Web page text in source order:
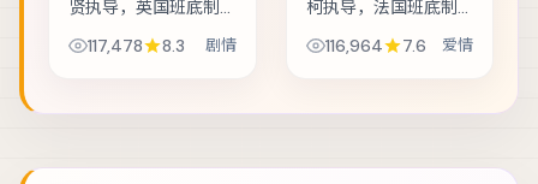
贤执导，英国班底制
情。退役特工重返故
117,478 8.3 剧情
柯执导，法国班底制
情。雨夜里的匿名来
116,964 7.6 爱情